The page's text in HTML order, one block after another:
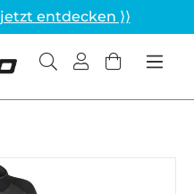
jetzt entdecken ⟩⟩